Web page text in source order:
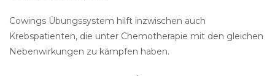
Cowings Übungssystem hilft inzwischen auch
Krebspatienten, die unter Chemotherapie mit den gleichen
Nebenwirkungen zu kämpfen haben.